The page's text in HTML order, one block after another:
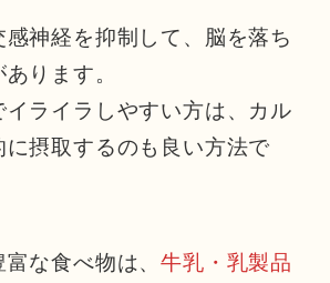
感神経を抑制して、脳を落ち
ります。
ライラしやすい方は、カル
に摂取するのも良い方法で
富な食べ物は、牛乳・乳製品